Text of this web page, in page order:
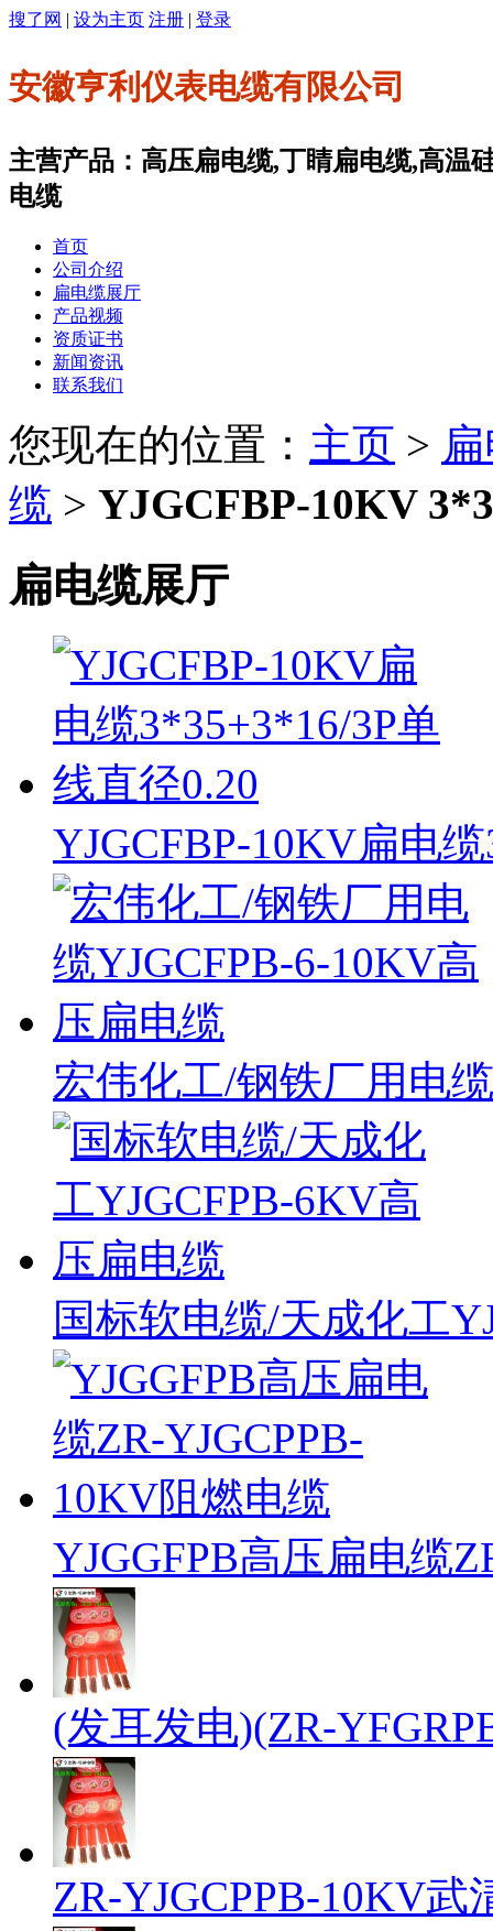
搜了网 | 设为主页 注册 | 登录
安徽亨利仪表电缆有限公司
主营产品：高压扁电缆,丁睛扁电缆,高温
电缆
首页
公司介绍
扁电缆展厅
产品视频
资质证书
新闻资讯
联系我们
您现在的位置： 主页 >
缆 > YJGCFBP-10KV
扁电缆展厅
YJGCFBP-10KV扁电
宏伟化工/钢铁厂用电
国标软电缆/天成化工
YJGGFPB高压扁电缆
(发耳发电)(ZR-
ZR-YJGCPPB-10KV